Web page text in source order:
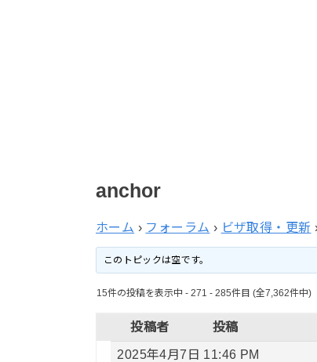
anchor
ホーム › フォーラム › ビザ取得・更新
このトピックは空です。
15件の投稿を表示中 - 271 - 285件目 (全7,362件中)
投稿者 投稿
2025年4月7日 11:46 PM